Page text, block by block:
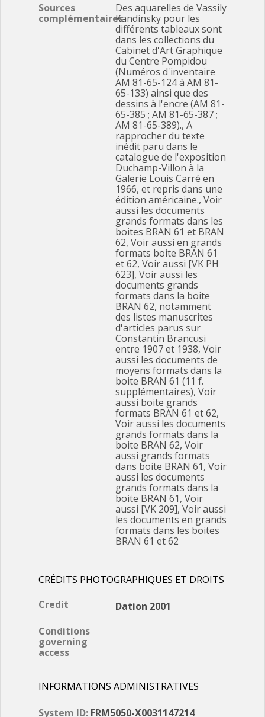
Sources
complémentaires
Des aquarelles de Vassily
Kandinsky pour les
différents tableaux sont
dans les collections du
Cabinet d'Art Graphique
du Centre Pompidou
(Numéros d'inventaire
AM 81-65-124 à AM 81-
65-133) ainsi que des
dessins à l'encre (AM 81-
65-385 ; AM 81-65-387 ;
AM 81-65-389)., A
rapprocher du texte
inédit paru dans le
catalogue de l'exposition
Duchamp-Villon à la
Galerie Louis Carré en
1966, et repris dans une
édition américaine., Voir
aussi les documents
grands formats dans les
boites BRAN 61 et BRAN
62, Voir aussi en grands
formats boite BRAN 61
et 62, Voir aussi [VK PH
623], Voir aussi les
documents grands
formats dans la boite
BRAN 62, notamment
des listes manuscrites
d'articles parus sur
Constantin Brancusi
entre 1907 et 1938, Voir
aussi les documents de
moyens formats dans la
boite BRAN 61 (11 f.
supplémentaires), Voir
aussi boite grands
formats BRAN 61 et 62,
Voir aussi les documents
grands formats dans la
boite BRAN 62, Voir
aussi grands formats
dans boite BRAN 61, Voir
aussi les documents
grands formats dans la
boite BRAN 61, Voir
aussi [VK 209], Voir aussi
les documents en grands
formats dans les boites
BRAN 61 et 62
CRÉDITS PHOTOGRAPHIQUES ET DROITS
Credit
Dation 2001
Conditions
governing
access
INFORMATIONS ADMINISTRATIVES
System ID: FRM5050-X0031147214